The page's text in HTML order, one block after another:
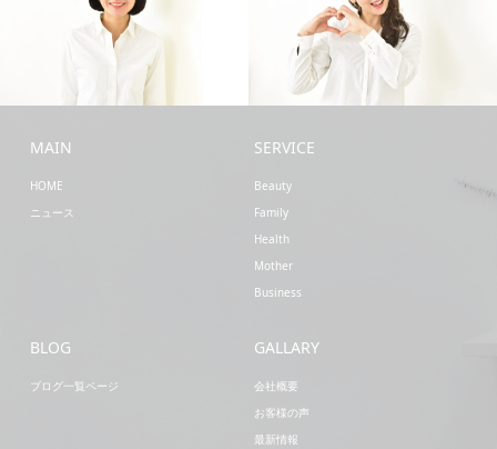
Business
MAIN
HOME
ニュース
SERVICE
Beauty
Family
Health
Mother
Business
BLOG
ブログ一覧ページ
GALLARY
会社概要
お客様の声
最新情報